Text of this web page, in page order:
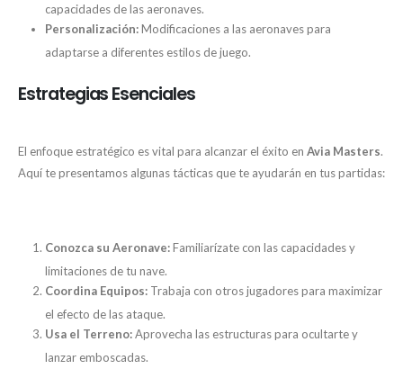
capacidades de las aeronaves.
Personalización:Modificaciones a las aeronaves para
adaptarse a diferentes estilos de juego.
Estrategias Esenciales
El enfoque estratégico es vital para alcanzar el éxito en Avia Masters.
Aquí te presentamos algunas tácticas que te ayudarán en tus partidas:
Conozca su Aeronave:Familiarízate con las capacidades y
limitaciones de tu nave.
Coordina Equipos:Trabaja con otros jugadores para maximizar
el efecto de las ataque.
Usa el Terreno:Aprovecha las estructuras para ocultarte y
lanzar emboscadas.